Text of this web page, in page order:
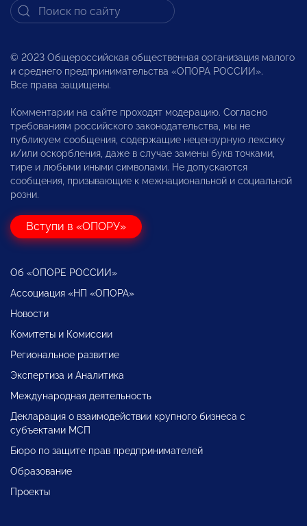
© 2023 Общероссийская общественная организация малого
и среднего предпринимательства «ОПОРА РОССИИ».
Все права защищены.
Комментарии на сайте проходят модерацию. Согласно
требованиям российского законодательства, мы не
публикуем сообщения, содержащие нецензурную лексику
и/или оскорбления, даже в случае замены букв точками,
тире и любыми иными символами. Не допускаются
сообщения, призывающие к межнациональной и социальной
розни.
Вступи в «ОПОРУ»
Об «ОПОРЕ РОССИИ»
Ассоциация «НП «ОПОРА»
Новости
Комитеты и Комиссии
Региональное развитие
Экспертиза и Аналитика
Международная деятельность
Декларация о взаимодействии крупного бизнеса с
субъектами МСП
Бюро по защите прав предпринимателей
Образование
Проекты